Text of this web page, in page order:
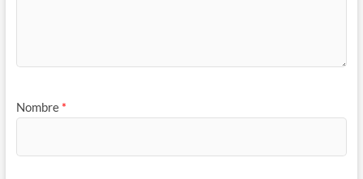
Nombre *